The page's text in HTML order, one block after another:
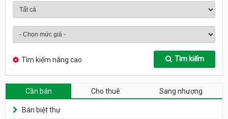
Tìm kiếm nâng cao Tìm kiếm
Cần bán Cho thuê Sang nhượng
Bán biệt thự